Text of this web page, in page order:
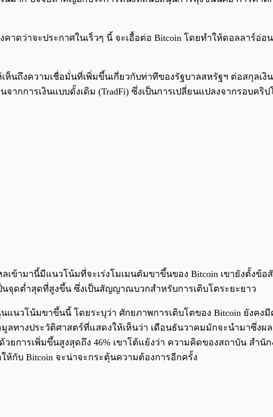
าดว่าจะประกาศในเร็วๆ นี้ จะเอื้อต่อ Bitcoin โดยทำให้ดอลลาร์อ่
นถึงความเชื่อมั่นที่เพิ่มขึ้นเกี่ยวกับท่าทีของรัฐบาลสหรัฐฯ ต่อสกุลเ
ากการเงินแบบดั้งเดิม (TradFi) ซึ่งเป็นการเปลี่ยนแปลงจากรอบค
หลเข้ามานี้มีแนวโน้มที่จะเร่งโมเมนตัมขาขึ้นของ Bitcoin เขายังตั้ง
จุดต่ำสุดที่สูงขึ้น ซึ่งเป็นสัญญาณบวกสำหรับการเติบโตระยะยาว
แนวโน้มขาขึ้นนี้ โดยระบุว่า ศักยภาพการเติบโตของ Bitcoin ยังคง
มูลทางประวัติศาสตร์ที่แสดงให้เห็นว่า เดือนธันวาคมมักจะนำมาซึ่ง
วยการเพิ่มขึ้นสูงสุดถึง 46% เขาโต้แย้งว่า ความคิดของสถาบัน สำ
ห้กับ Bitcoin จะน่าจะกระตุ้นความต้องการอีกครั้ง